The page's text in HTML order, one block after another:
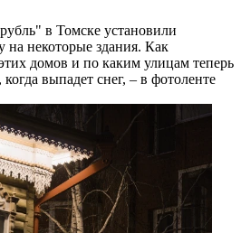
в Томске установили
на некоторые здания. Как
домов и по каким улицам теперь
выпадет снег, – в фотоленте